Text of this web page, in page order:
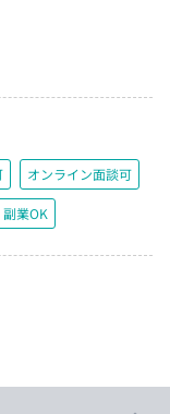
オンライン面談可
副業OK